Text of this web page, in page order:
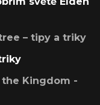
– tipy a triky
Kingdom -